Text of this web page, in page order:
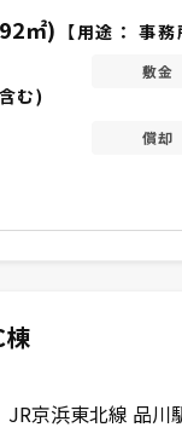
㎡) 【用途：事務
む)
敷金
償却
JR京浜東北線 品川